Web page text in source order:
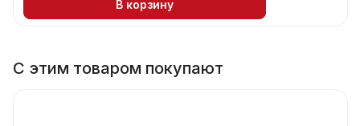
В корзину
С этим товаром покупают